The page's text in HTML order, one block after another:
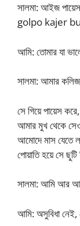
সালমা: আইজ
golpo kajer bua
আমি: তোমার যা
সালমা: আমার
সে গিয়ে পায়েস
আমার মুখ থেকে
আমোদে মাস যেতে
পোয়াতি হয়ে সে
সালমা: আমি আর
আমি: অসুবিধা নেই,